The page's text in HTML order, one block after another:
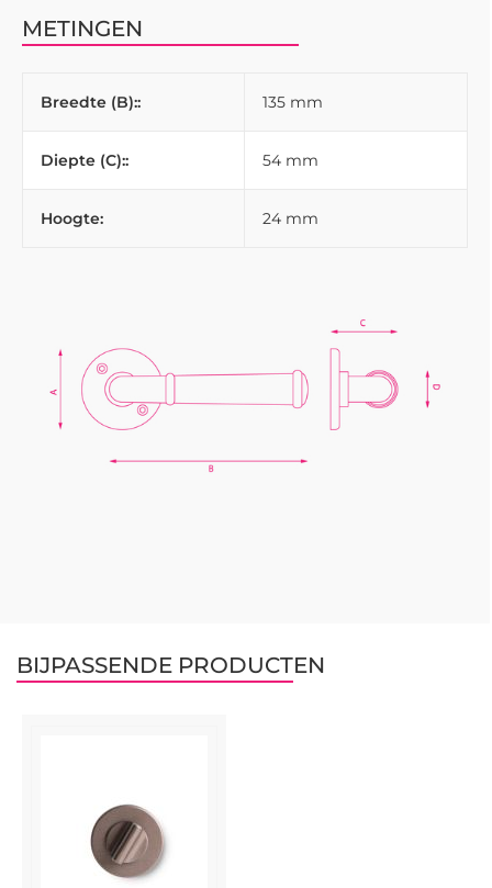
METINGEN
Breedte (B):: 135 mm
Diepte (C):: 54 mm
Hoogte: 24 mm
BIJPASSENDE PRODUCTEN